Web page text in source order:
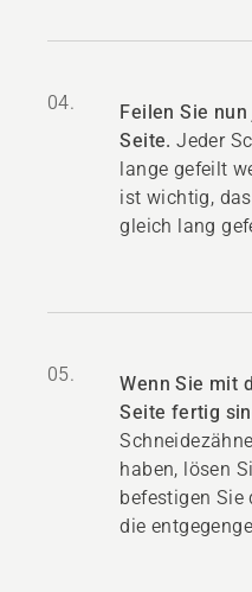
04.
Feilen Sie
Seite. Jeder
lange gefeilt
ist wichtig,
gleich lang
05.
Wenn Sie mit
Seite fertig
haben, lösen
befestigen Sie
die